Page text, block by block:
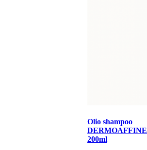
Olio shampoo
DERMOAFFINE
200ml